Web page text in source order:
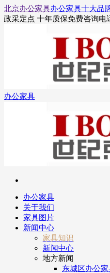
北京办公家具办公家具十大品
政采定点 十年质保免费咨询电
办公家具
办公家具
关于我们
家具图片
新闻中心
家具知识
新闻中心
地方新闻
东城区办公家